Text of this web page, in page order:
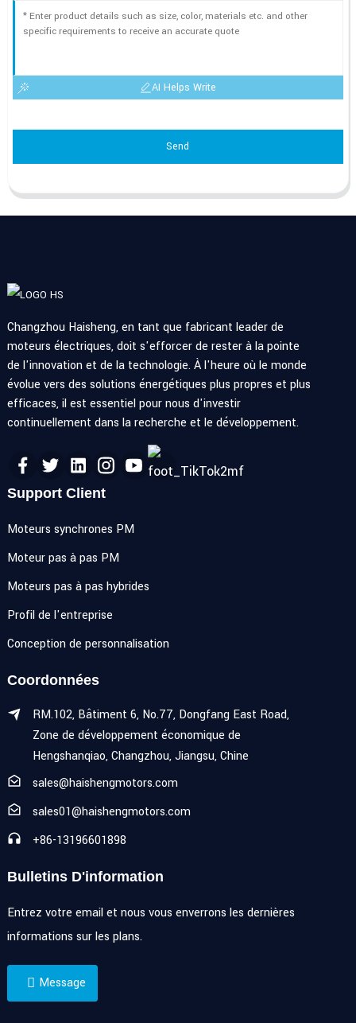
AI Helps Write
Send
Changzhou Haisheng, en tant que fabricant leader de
moteurs électriques, doit s'efforcer de rester à la pointe
de l'innovation et de la technologie. À l'heure où le monde
évolue vers des solutions énergétiques plus propres et plus
efficaces, il est essentiel pour nous d'investir
continuellement dans la recherche et le développement.
Support Client
Moteurs synchrones PM
Moteur pas à pas PM
Moteurs pas à pas hybrides
Profil de l'entreprise
Conception de personnalisation
Coordonnées
RM.102, Bâtiment 6, No.77, Dongfang East Road,
Zone de développement économique de
Hengshanqiao, Changzhou, Jiangsu, Chine
sales@haishengmotors.com
sales01@haishengmotors.com
+86-13196601898
Bulletins D'information
Entrez votre email et nous vous enverrons les dernières
informations sur les plans.
Message